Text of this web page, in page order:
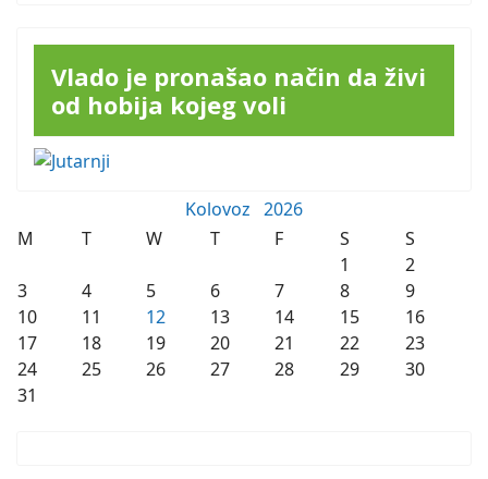
Vlado je pronašao način da živi
od hobija kojeg voli
Kolovoz 2026
M
T W T F S
S
1
2
3
4 5 6 7 8
9
10
11 12 13 14 15
16
17
18 19 20 21 22
23
24
25 26 27 28 29
30
31